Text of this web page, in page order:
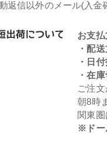
動返信以外のメール(入
お支
・配
・日
・在
ご注
朝8時
関東
※ドー